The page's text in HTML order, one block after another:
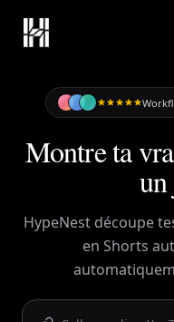
Montre ta
HypeNest découpe
en Shorts